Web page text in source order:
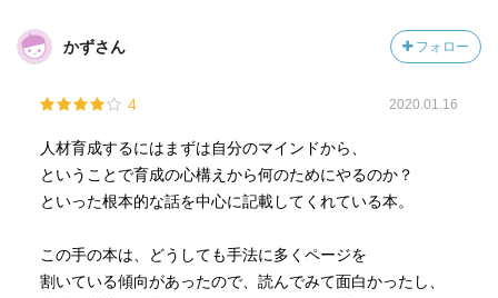
かずさん フォロー
4 2020.01.16
人材育成するにはまずは自分のマインドから、
ということで育成の心構えから何のためにやるのか？
といった根本的な話を中心に記載してくれている本。
この手の本は、どうしても手法に多くページを
割いている傾向があったので、読んでみて面白かったし、